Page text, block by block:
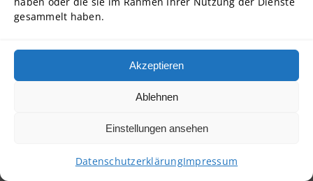
gesammelt haben.
Akzeptieren
Ablehnen
Einstellungen ansehen
DatenschutzerklärungImpressum
Abs. 3 BDSG.
Campus Web / AcademyFIVE
Zur Bereitstellung einer geschützten Online-
personenbezogene Daten verarbeitet. Über das
studienbezogene Informationen wie Studienpläne,